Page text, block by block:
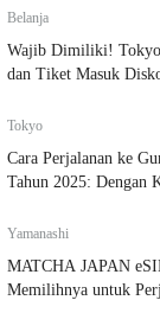
Belanja
Wajib Dimiliki! Tokyo
dan Tiket Masuk
Tokyo
Cara Perjalanan ke
Tahun 2025: Dengan
Yamanashi
MATCHA JAPAN
Memilihnya untuk